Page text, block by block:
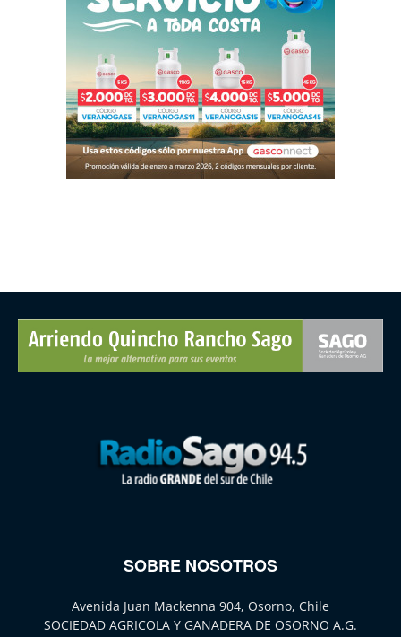
SOBRE NOSOTROS
Avenida Juan Mackenna 904, Osorno, Chile
SOCIEDAD AGRICOLA Y GANADERA DE OSORNO A.G.